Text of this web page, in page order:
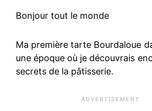
Bonjour tout le monde
Ma première tarte Bourdaloue
une époque où je découvrais
secrets de la pâtisserie.